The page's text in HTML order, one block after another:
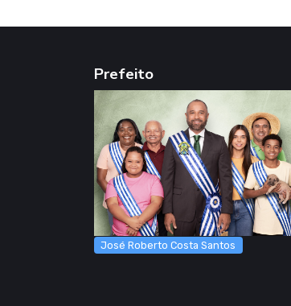
Prefeito
José Roberto Costa Santos